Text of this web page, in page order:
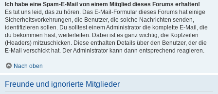
Ich habe eine Spam-E-Mail von einem Mitglied dieses Forums erhalten!
Es tut uns leid, das zu hören. Das E-Mail-Formular dieses Forums hat einige
Sicherheitsvorkehrungen, die Benutzer, die solche Nachrichten senden,
identifizieren sollen. Du solltest einem Administrator die komplette E-Mail, die
du bekommen hast, weiterleiten. Dabei ist es ganz wichtig, die Kopfzeilen
(Headers) mitzuschicken. Diese enthalten Details über den Benutzer, der die
E-Mail verschickt hat. Der Administrator kann dann entsprechend reagieren.
Nach oben
Freunde und ignorierte Mitglieder